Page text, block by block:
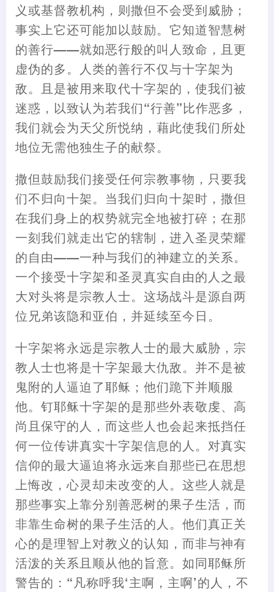
义或基督教机构 ， 则撒但不会受到威胁 ；
事实上它还可能加以鼓励。它知道智慧树
的善行——就如恶行般的叫人致命 ， 且更
虚伪的多。人类的善行不仅与十字架为
敌。且是被用来取代十字架的 ， 使我们被
迷惑 ， 以致认为若我们“行善”比作恶多 ，
我们就会为天父所悦纳 ， 藉此使我们所处
地位无需他独生子的献祭。
撒但鼓励我们接受任何宗教事物 ， 只要我
们不归向十架。 当我们归向十架时 ， 撒但
在我们身上的权势就完全地被打碎 ； 在那
一刻我们就走出它的辖制 ， 进入圣灵荣耀
的自由——一种与我们的神建立的关系。
一个接受十字架和圣灵真实自由的人之最
大对头将是宗教人士。这场战斗是源自两
位兄弟该隐和亚伯 ， 并延续至今日。
十字架将永远是宗教人士的最大威胁 ， 宗
教人士也将是十字架最大仇敌。并不是被
鬼附的人逼迫了耶稣 ； 他们跪下并顺服
他。钉耶稣十字架的是那些外表敬虔、高
尚且保守的人 ， 而这些人也会起来抵挡任
何一位传讲真实十字架信息的人。对真实
信仰的最大逼迫将永远来自那些已在思想
上悔改 ，心灵却未改变的人。这些人就是
那些事实上靠分别善恶树的果子生活 ， 而
非靠生命树的果子生活的人。他们真正关
心的是理智上对教义的认知 ， 而非与神有
活泼的关系且顺从他的旨意。如同耶稣所
警告的 ： “凡称呼我‘主啊 ， 主啊’的人 ， 不